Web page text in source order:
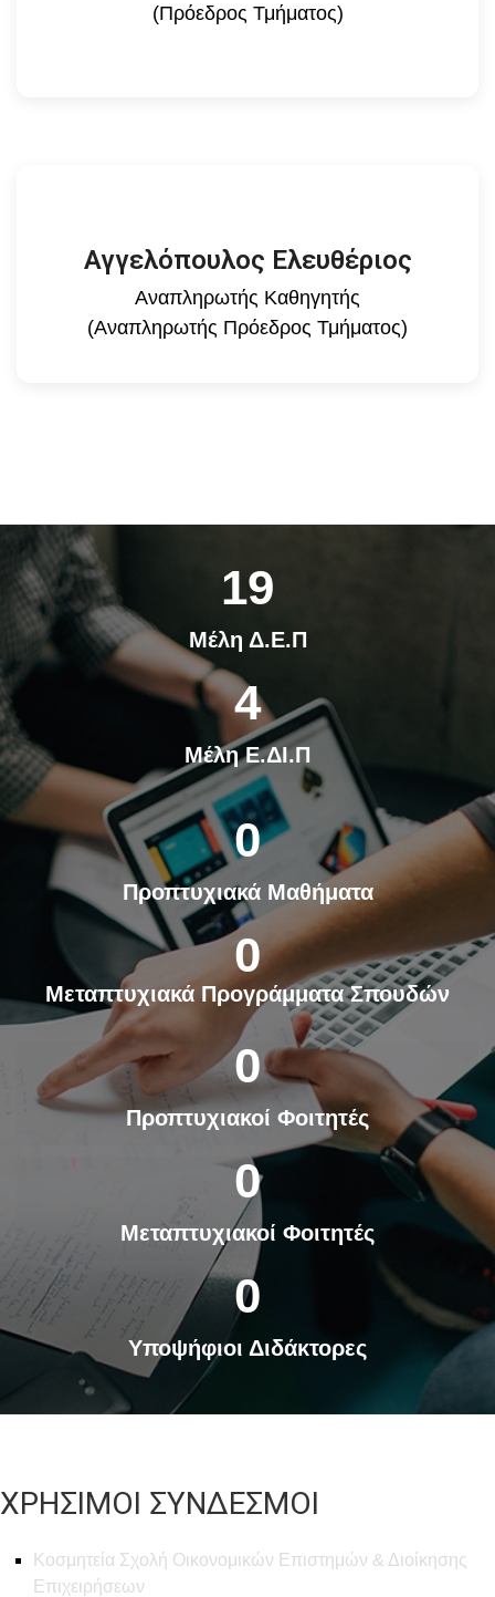
(Πρόεδρος Τμήματος)
Αγγελόπουλος Ελευθέριος
Αναπληρωτής Καθηγητής
(Αναπληρωτής Πρόεδρος Τμήματος)
19
Μέλη Δ.Ε.Π
4
Μέλη Ε.ΔΙ.Π
0
Προπτυχιακά Μαθήματα
0
Μεταπτυχιακά Προγράμματα Σπουδών
0
Προπτυχιακοί Φοιτητές
0
Μεταπτυχιακοί Φοιτητές
0
Υποψήφιοι Διδάκτορες
ΧΡΗΣΙΜΟΙ ΣΥΝΔΕΣΜΟΙ
Κοσμητεία Σχολή Οικονομικών Επιστημών & Διοίκησης
Επιχειρήσεων